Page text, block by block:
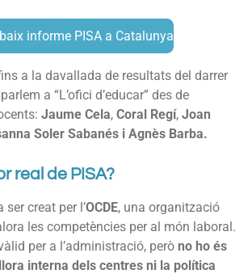
informe PISA a Catalunya
a la davallada de resultats del darrer
a “L’ofici d’educar” des de
Jaume Cela, Coral Regí, Joan
Soler Sabanés i Agnès Barba.
real de PISA?
ser creat per l’OCDE, una organització
les competències per al món laboral.
per a l’administració, però no ho és
interna dels centres ni la política